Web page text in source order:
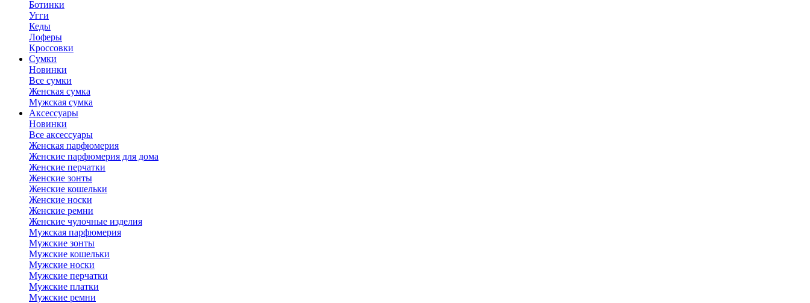
Ботинки
Угги
Кеды
Лоферы
Кроссовки
Сумки
Новинки
Все сумки
Женская сумка
Мужская сумка
Аксессуары
Новинки
Все аксессуары
Женская парфюмерия
Женские парфюмерия для дома
Женские перчатки
Женские зонты
Женские кошельки
Женские носки
Женские ремни
Женские чулочные изделия
Мужская парфюмерия
Мужские зонты
Мужские кошельки
Мужские носки
Мужские перчатки
Мужские платки
Мужские ремни